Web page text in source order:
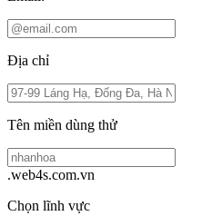
Địa chỉ
Tên miền dùng thử
.web4s.com.vn
Chọn lĩnh vực